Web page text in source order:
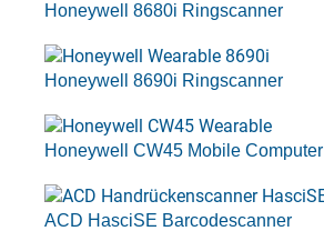
Honeywell 8680i Ringscanner
Honeywell 8690i Ringscanner
Honeywell CW45 Mobile Computer
ACD HasciSE Barcodescanner